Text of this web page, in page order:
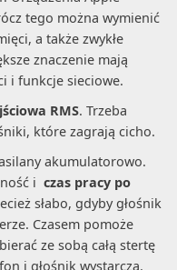
tego można wymienić
a także zwykłe
znaczenie mają
i funkcje sieciowe.
RMS. Trzeba
które zagrają cicho.
akumulatorowo.
i czas pracy po
słabo, gdyby głośnik
Czasem pomoże
ze sobą całą stertę
i głośnik wystarczą.